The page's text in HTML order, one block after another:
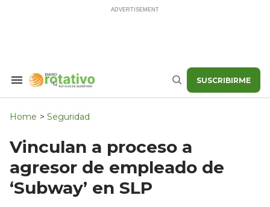
Search
Navigation
Buscar SUSCRIBIRME
Home > Seguridad
Vinculan a proceso a
agresor de empleado de
‘Subway’ en SLP